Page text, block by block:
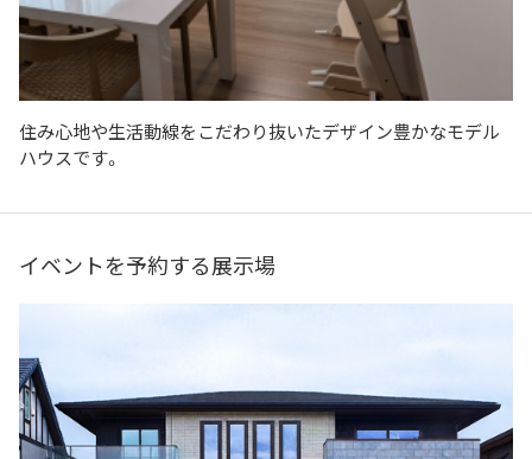
住み心地や生活動線をこだわり抜いたデザイン豊かなモデル
ハウスです。
イベントを予約する展示場